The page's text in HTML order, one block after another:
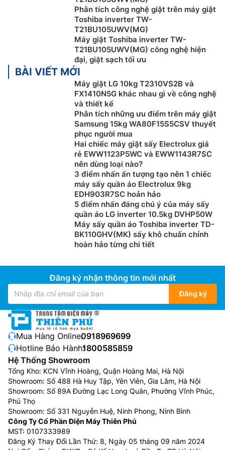
Công nghệ giặt hơi nước Great Steam
Máy giặt Toshiba giá rẻTW-T21BU105UWV(MG) được
trang bị công nghệ Great Steam mang lại khả năng
làm sạch sâu đồng thời loại bỏ các phân tử gây mùi
khó chịu bám trên quần áo. Không chỉ vậy, công nghệ
này còn giúp tăng khả năng diệt khuẩn lên đến
99,99% đồng thời giúp quần áo sau khi giặt không bị
Công nghệ Color Alive giảm phai màu sợi
vải
Máy giặt Toshiba lồng ngang TW-T21BU105UWV(MG)
sử dụng nước lạnh kết hợp cùng siêu sóng nước giúp
quần áo sạch sẽ tinh tươm mà vẫn tối ưu năng lượng
sử dụng.
Phân tích công nghệ giặt trên máy giặt
Toshiba inverter TW-
T21BU105UWV(MG)
Máy giặt Toshiba inverter TW-
T21BU105UWV(MG) công nghệ hiện
đại, giặt sạch tối ưu
BÀI VIẾT MỚI
Máy giặt LG 10kg T2310VS2B và
FX1410N5G khác nhau gì về công nghệ
và thiết kế
Phân tích những ưu điểm trên máy giặt
Samsung 15kg WA80F15S5CSV thuyết
phục người mua
Hai chiếc máy giặt sấy Electrolux giá
rẻ EWW1123P5WC và EWW1143R7SC
nên dùng loại nào?
3 điểm nhấn ấn tượng tạo nên 1 chiếc
máy sấy quần áo Electrolux 9kg
EDH903R7SC hoản hảo
5 điểm nhấn đáng chú ý của máy sấy
quần áo LG inverter 10.5kg DVHP50W
Máy sấy quần áo Toshiba inverter TD-
BK110GHV(MK) sấy khô chuẩn chỉnh
hoàn hảo từng chi tiết
Đăng ký nhận thông tin mới nhất
Đăng ký
Mua Hàng Online:0918969699
Hotline Bảo Hành:1800585859
Hệ Thống Showroom
Tổng Kho: KCN Vĩnh Hoàng, Quận Hoàng Mai, Hà Nội
Showroom: Số 488 Hà Huy Tập, Yên Viên, Gia Lâm, Hà Nội
Showroom: Số 89A Đường Lạc Long Quân, Phường Vĩnh Phúc,
Phú Thọ
Showroom: Số 331 Nguyễn Huệ, Ninh Phong, Ninh Bình
Công Ty Cổ Phần Điện Máy Thiên Phú
MST: 0107333989
Đăng Ký Thay Đổi Lần Thứ: 8, Ngày 05 tháng 09 năm 2024